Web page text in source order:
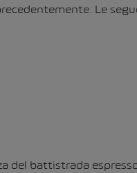
Le
del battistrada